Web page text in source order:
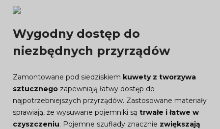
Wygodny dostęp do
niezbędnych przyrządów
Zamontowane pod siedziskiem kuwety z tworzywa
sztucznego zapewniają łatwy dostęp do
najpotrzebniejszych przyrządów. Zastosowane materiały
sprawiają, że wysuwane pojemniki są trwałe i łatwe w
czyszczeniu. Pojemne szuflady znacznie zwiększają